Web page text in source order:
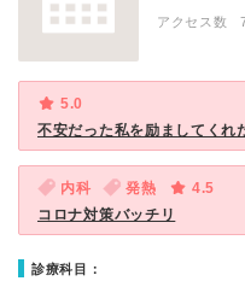
アクセス数
5.0
不安だった私を励ましてくれ
内科 発熱
4.5
コロナ対策バッチリ
診療科目：